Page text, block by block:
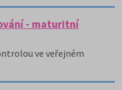
- maturitní
ve veřejném